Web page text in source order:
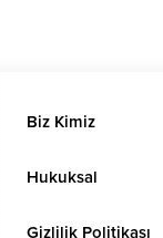
Biz Kimiz
Hukuksal
Gizlilik Politikası